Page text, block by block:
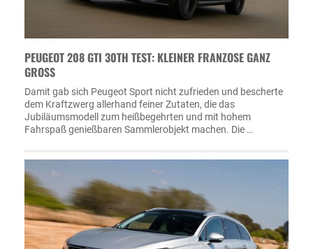
PEUGEOT 208 GTI 30TH TEST: KLEINER FRANZOSE GANZ
GROSS
Damit gab sich Peugeot Sport nicht zufrieden und bescherte
dem Kraftzwerg allerhand feiner Zutaten, die das
Jubiläumsmodell zum heißbegehrten und mit hohem
Fahrspaß genießbaren Sammlerobjekt machen. Die …